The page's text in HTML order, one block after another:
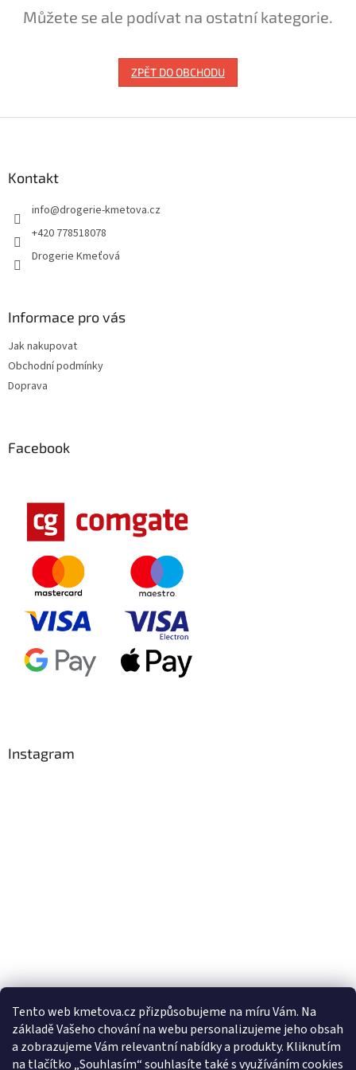
Tento web kmetova.cz přizpůsobujeme na míru Vám. Na
základě Vašeho chování na webu personalizujeme jeho obsah
a zobrazujeme Vám relevantní nabídky a produkty. Kliknutím
na tlačítko „Souhlasím“ souhlasíte také s využíváním cookies
Můžete se ale podívat na ostatní kategorie.
ZPĚT DO OBCHODU
Kontakt
info@drogerie-kmetova.cz
+420 778518078
Drogerie Kmeťová
Informace pro vás
Jak nakupovat
Obchodní podmínky
Doprava
Facebook
Instagram
Sledovat na Instagramu